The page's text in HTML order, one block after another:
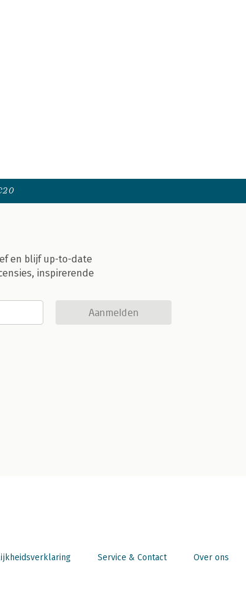
en blijf up-to-date
inspirerende
Aanmelden
Service & Contact Over ons